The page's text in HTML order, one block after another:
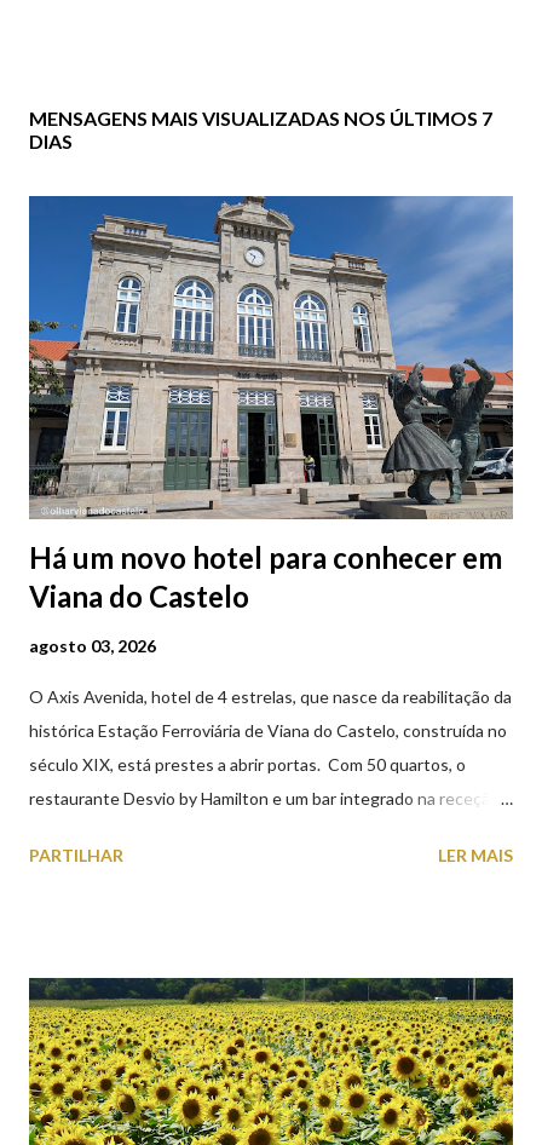
MENSAGENS MAIS VISUALIZADAS NOS ÚLTIMOS 7
DIAS
Há um novo hotel para conhecer em
Viana do Castelo
agosto 03, 2026
O Axis Avenida, hotel de 4 estrelas, que nasce da reabilitação da
histórica Estação Ferroviária de Viana do Castelo, construída no
século XIX, está prestes a abrir portas. Com 50 quartos, o
restaurante Desvio by Hamilton e um bar integrado na receção,
peças históricas cedidas pela IP Património que homenageiam a
PARTILHAR LER MAIS